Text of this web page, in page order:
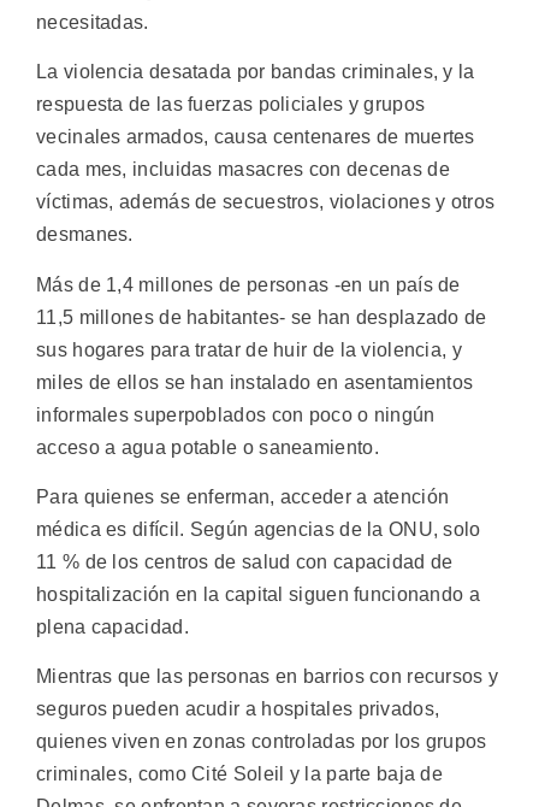
necesitadas.
La violencia desatada por bandas criminales, y la
respuesta de las fuerzas policiales y grupos
vecinales armados, causa centenares de muertes
cada mes, incluidas masacres con decenas de
víctimas, además de secuestros, violaciones y otros
desmanes.
Más de 1,4 millones de personas -en un país de
11,5 millones de habitantes- se han desplazado de
sus hogares para tratar de huir de la violencia, y
miles de ellos se han instalado en asentamientos
informales superpoblados con poco o ningún
acceso a agua potable o saneamiento.
Para quienes se enferman, acceder a atención
médica es difícil. Según agencias de la ONU, solo
11 % de los centros de salud con capacidad de
hospitalización en la capital siguen funcionando a
plena capacidad.
Mientras que las personas en barrios con recursos y
seguros pueden acudir a hospitales privados,
quienes viven en zonas controladas por los grupos
criminales, como Cité Soleil y la parte baja de